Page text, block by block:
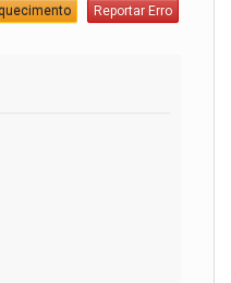
Reportar Erro